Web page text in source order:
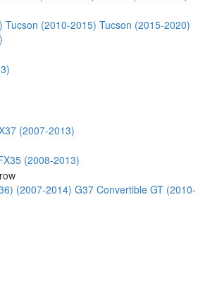
Tucson (2010-2015) Tucson (2015-2020)
(2007-2013)
(2008-2013)
(2007-2014) G37 Convertible GT (2010-